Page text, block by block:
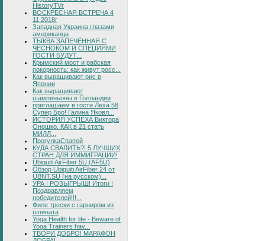
HistoryTVr
ВОСКРЕСНАЯ ВСТРЕЧА 4
11 2018г
Западная Украина глазами
американца
ТЫКВА ЗАПЕЧЁННАЯ С
ЧЕСНОКОМ И СПЕЦИЯМИ
ГОСТИ БУДУТ...
Крымский мост и рабская
покорность: как живут росс...
Как выращивают рис в
Японии
Как выращивают
шампиньоны в Голландии
приглашаем в гости Леха 58
Супер Бро! Галина Яковл...
ИСТОРИЯ УСПЕХА Виктора
Оношко. КАК в 21 стать
МИЛЛ...
ПрогулкаСпапой
КУДА СВАЛИТЬ?! 5 ЛУЧШИХ
СТРАН ДЛЯ ИММИГРАЦИИ!
Ubiquiti AirFiber 5U (AF5U)
Обзор Ubiquiti AirFiber 24 от
UBNT.SU (на русском)...
УРА ! РОЗЫГРЫШ! Итоги !
Поздравляем
победителей!!!...
Филе трески с гарниром из
шпината
Yoga Health for life - Beware of
Yoga Trainers hav...
ТВОРИ ДОБРО! МАРАФОН